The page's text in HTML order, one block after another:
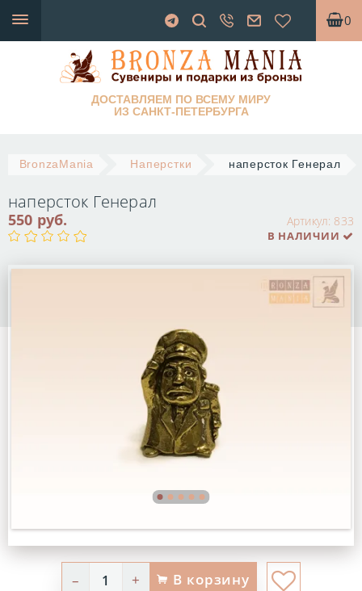
0
ДОСТАВЛЯЕМ ПО ВСЕМУ МИРУ
ИЗ САНКТ-ПЕТЕРБУРГА
BronzaMania Наперстки наперсток Генерал
наперсток Генерал
Артикул: 833
550 руб.
В НАЛИЧИИ
– + В корзину